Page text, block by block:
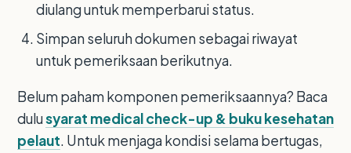
diulang untuk memperbarui status.
Simpan seluruh dokumen sebagai riwayat
untuk pemeriksaan berikutnya.
Belum paham komponen pemeriksaannya? Baca
dulusyarat medical check-up & buku kesehatan
pelaut. Untuk menjaga kondisi selama bertugas,